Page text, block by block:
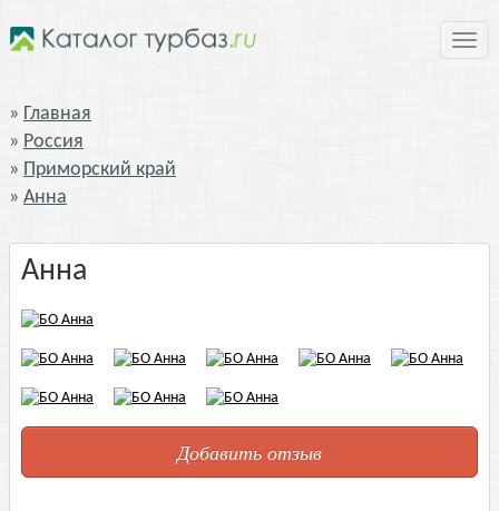
Главная
Россия
Приморский край
Анна
Анна
Добавить отзыв